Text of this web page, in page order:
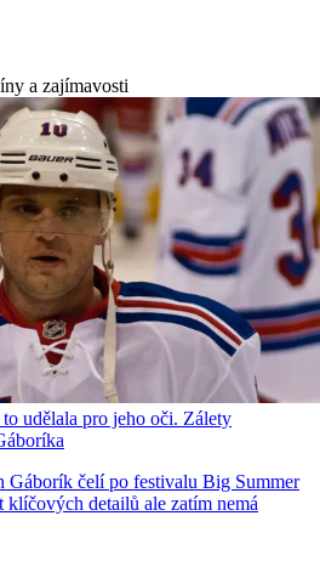
a zajímavosti
udělala pro jeho oči. Zálety
čelí po festivalu Big Summer
klíčových detailů ale zatím nemá